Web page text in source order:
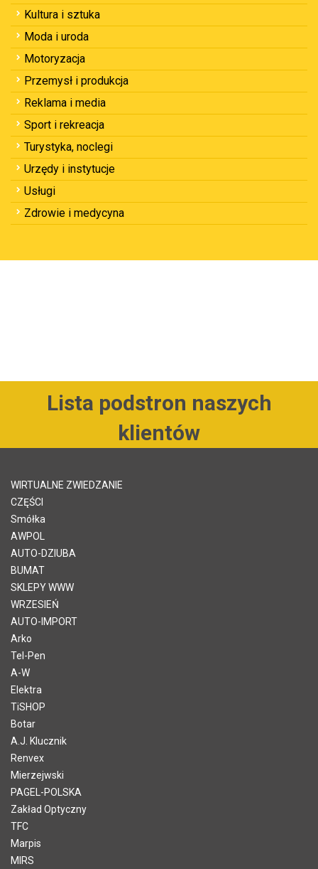
Kultura i sztuka
Moda i uroda
Motoryzacja
Przemysł i produkcja
Reklama i media
Sport i rekreacja
Turystyka, noclegi
Urzędy i instytucje
Usługi
Zdrowie i medycyna
Lista podstron naszych
klientów
WIRTUALNE ZWIEDZANIE
CZĘŚCI
Smółka
AWPOL
AUTO-DZIUBA
BUMAT
SKLEPY WWW
WRZESIEŃ
AUTO-IMPORT
Arko
Tel-Pen
A-W
Elektra
TiSHOP
Botar
A.J. Klucznik
Renvex
Mierzejwski
PAGEL-POLSKA
Zakład Optyczny
TFC
Marpis
MIRS